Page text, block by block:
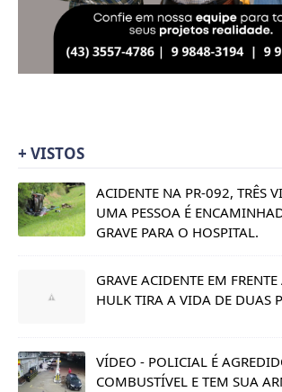
+ VISTOS
ACIDENTE NA PR-092, TRÊS
UMA PESSOA É
GRAVE PARA O HOSPITAL.
GRAVE ACIDENTE EM
HULK TIRA A VIDA DE DUAS
VÍDEO - POLICIAL É
COMBUSTÍVEL E TEM SUA